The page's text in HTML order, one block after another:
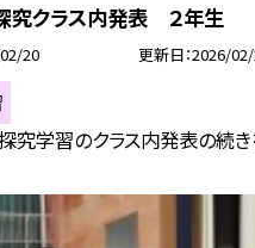
クラス内発表 ２年生
20 更新日 2026/
究学習のクラス内発表の続き